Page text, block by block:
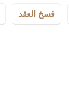
فسخ العقد